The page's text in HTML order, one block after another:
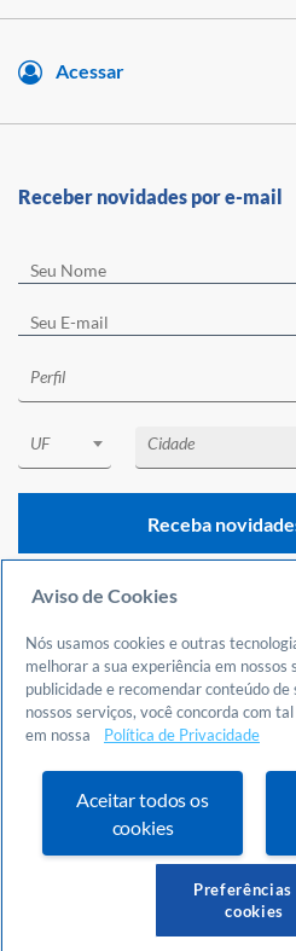
Acessar
Central de
0800
24 horas
Fale
Definições
Receber novidades por e-mail
Perfil
UF Cidade
Receba
Aviso de Cookies
Nós usamos cookies e outras
melhorar a sua experiência em nossos
publicidade e recomendar conteúdo
nossos serviços, você concorda com
em nossa
Política de Privacidade
Aceitar todos os
cookies
Preferências
cookies